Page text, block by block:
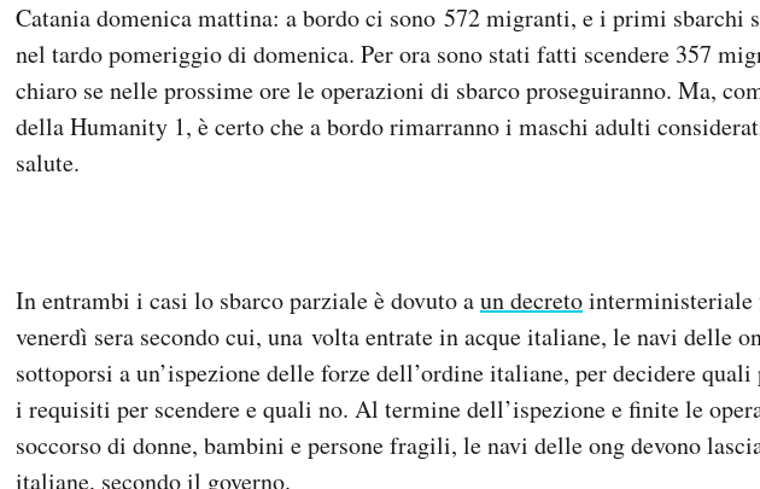
Catania domenica mattina: a bordo ci sono 572 migranti, e i primi sbarchi
nel tardo pomeriggio di domenica. Per ora sono stati fatti scendere 357
chiaro se nelle prossime ore le operazioni di sbarco proseguiranno. Ma,
della Humanity 1, è certo che a bordo rimarranno i maschi adulti
salute.
In entrambi i casi lo sbarco parziale è dovuto aun decretointerministeriale
venerdì sera secondo cui, una volta entrate in acque italiane, le navi delle
sottoporsi a un’ispezione delle forze dell’ordine italiane, per decidere quali
i requisiti per scendere e quali no. Al termine dell’ispezione e finite le
soccorso di donne, bambini e persone fragili, le navi delle ong devono
italiane, secondo il governo.